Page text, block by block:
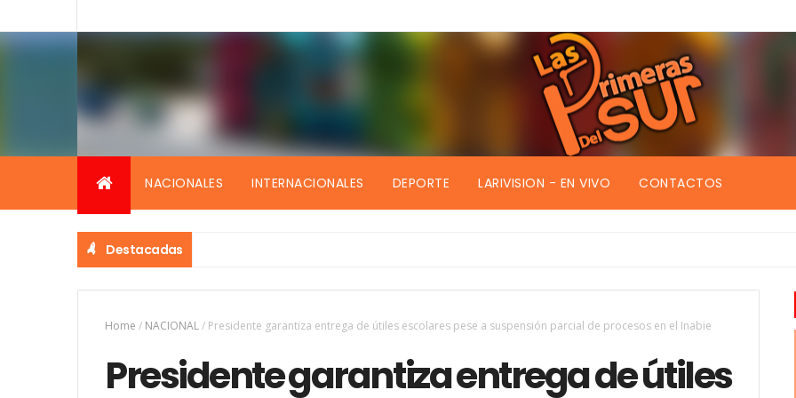
NACIONALES INTERNACIONALES DEPORTE LARIVISION - EN VIVO CONTACTOS
Destacadas
Home / NACIONAL/ Presidente garantiza entrega de útiles escolares pese a suspensión parcial de procesos en el Inabie
Presidente garantiza entrega de útiles